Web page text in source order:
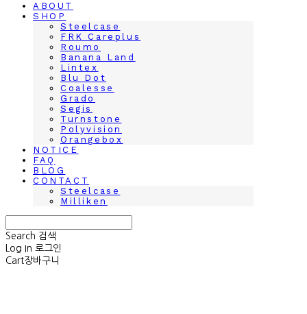
ABOUT
SHOP
Steelcase
FRK Careplus
Roumo
Banana Land
Lintex
Blu Dot
Coalesse
Grado
Segis
Turnstone
Polyvision
Orangebox
NOTICE
FAQ
BLOG
CONTACT
Steelcase
Milliken
Search 검색
Log In 로그인
Cart장바구니